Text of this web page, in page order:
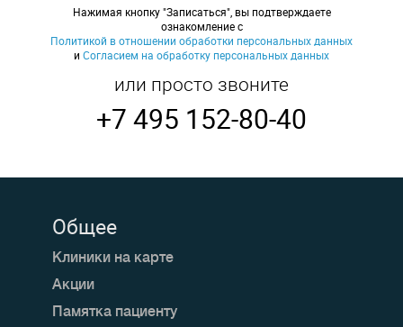
Нажимая кнопку "Записаться", вы подтверждаете
ознакомление с
Политикой в отношении обработки персональных данных
и Согласием на обработку персональных данных
или просто звоните
+7 495 152-80-40
Общее
Клиники на карте
Акции
Памятка пациенту